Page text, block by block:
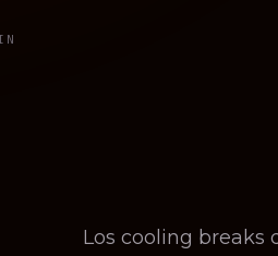
Los cooling breaks